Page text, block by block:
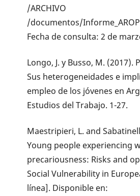
/ARCHIVO
/documentos/
Fecha de consulta: 2 de
Longo, J. y Busso, M. (2017).
Sus heterogeneidades e
empleo de los jóvenes en
Estudios del Trabajo. 1-27.
Maestripieri, L. and
Young people experiencing
precariousness: Risks and
Social Vulnerability in
línea]. Disponible en: